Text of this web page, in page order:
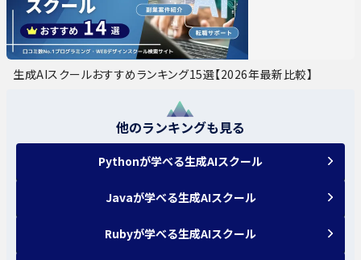
生成AIスクールおすすめランキング15選【2026年最新比較】
他のランキングも見る
Pythonが学べる生成AIスクール
Javaが学べる生成AIスクール
Rubyが学べる生成AIスクール